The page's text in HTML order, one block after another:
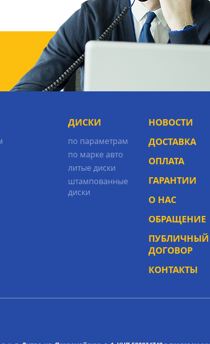
ДИСКИ
по параметрам
по марке авто
литые диски
штампованные
диски
НОВОСТИ
ДОСТАВКА
ОПЛАТА
ГАРАНТИИ
О НАС
ОБРАЩЕНИЕ
ПУБЛИЧНЫЙ
ДОГОВОР
КОНТАКТЫ